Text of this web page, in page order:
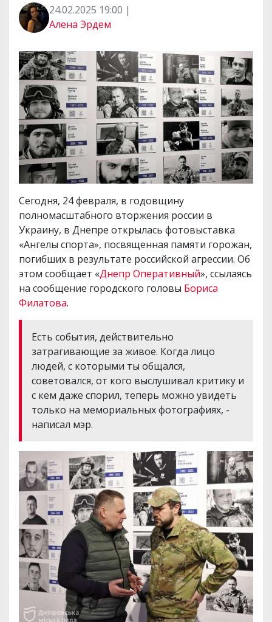
24.02.2025 19:00 |
Алена Эрдем
Сегодня, 24 февраля, в годовщину
полномасштабного вторжения россии в
Украину, в Днепре открылась фотовыставка
«Ангелы спорта», посвященная памяти горожан,
погибших в результате российской агрессии. Об
этом сообщает «Днепр Оперативный», ссылаясь
на сообщение городского головы Бориса
Филатова.
Есть события, действительно
затрагивающие за живое. Когда лицо
людей, с которыми ты общался,
советовался, от кого выслушивал критику и
с кем даже спорил, теперь можно увидеть
только на мемориальных фотографиях, -
написал мэр.